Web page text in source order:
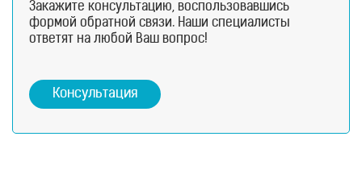
Закажите консультацию, воспользовавшись
формой обратной связи. Наши специалисты
ответят на любой Ваш вопрос!
Консультация